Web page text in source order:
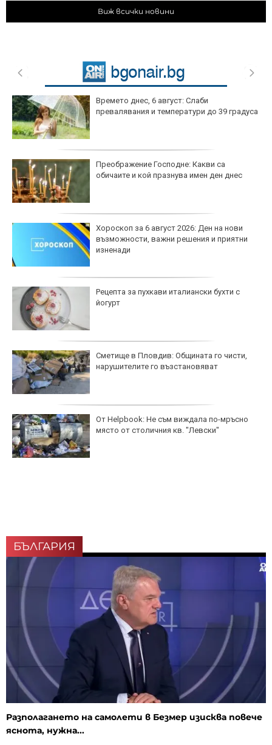
Виж всички новини
Времето днес, 6 август: Слаби
превалявания и температури до 39 градуса
Преображение Господне: Какви са
обичаите и кой празнува имен ден днес
Хороскоп за 6 август 2026: Ден на нови
възможности, важни решения и приятни
изненади
Рецепта за пухкави италиански бухти с
йогурт
Сметище в Пловдив: Общината го чисти,
нарушителите го възстановяват
От Helpbook: Не съм виждала по-мръсно
място от столичния кв. "Левски"
БЪЛГАРИЯ
Разполагането на самолети в Безмер изисква повече
яснота, нужна...